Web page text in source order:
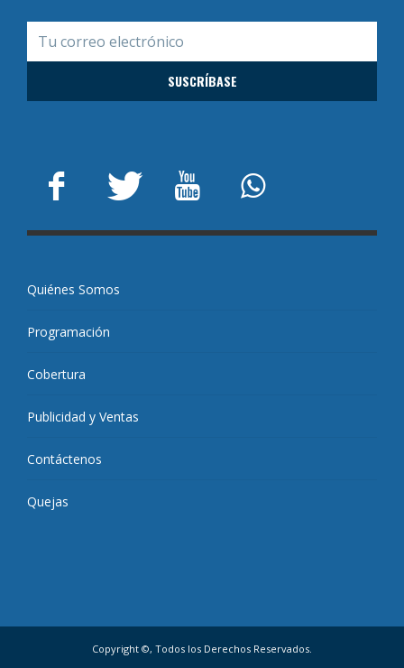
Quiénes Somos
Programación
Cobertura
Publicidad y Ventas
Contáctenos
Quejas
Copyright ©, Todos los Derechos Reservados.